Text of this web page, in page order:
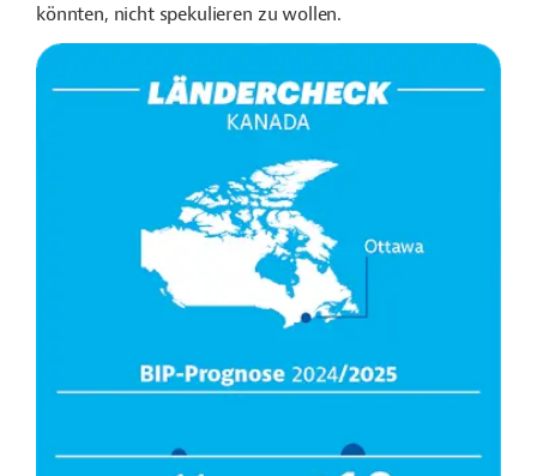
könnten, nicht spekulieren zu wollen.